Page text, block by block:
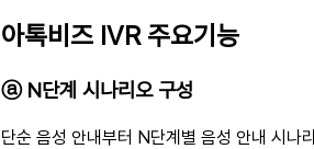
아톡비즈 IVR 주요기능
ⓐ N단계 시나리오 구성
단순 음성 안내부터 N단계별 음성 안내 시나